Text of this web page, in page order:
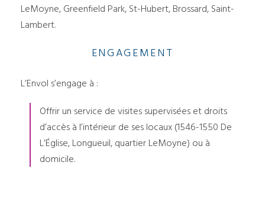
LeMoyne, Greenfield Park, St-Hubert, Brossard, Saint-
Lambert.
ENGAGEMENT
L’Envol s’engage à :
Offrir un service de visites supervisées et droits
d’accès à l’intérieur de ses locaux (1546-1550 De
L’Église, Longueuil, quartier LeMoyne) ou à
domicile.